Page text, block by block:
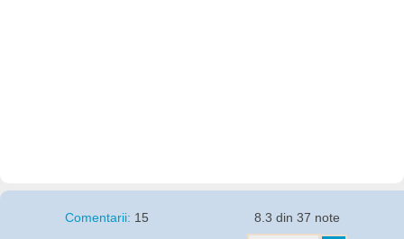
Comentarii: 15 8.3 din 37 note